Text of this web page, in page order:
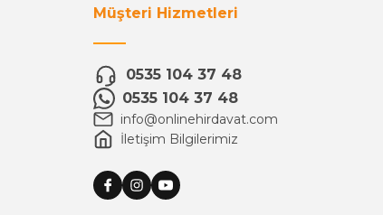
Müşteri Hizmetleri
0535 104 37 48
0535 104 37 48
info@onlinehirdavat.com
İletişim Bilgilerimiz